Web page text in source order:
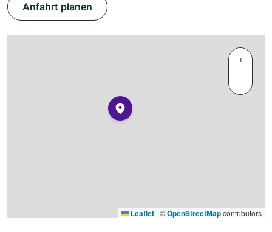
Anfahrt planen
+
−
Leaflet | ©OpenStreetMapcontributors